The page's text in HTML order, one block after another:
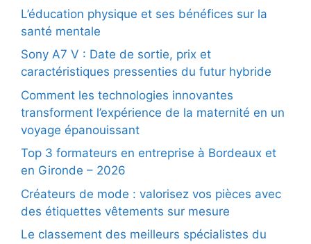
L’éducation physique et ses bénéfices sur la
santé mentale
Sony A7 V : Date de sortie, prix et
caractéristiques pressenties du futur hybride
Comment les technologies innovantes
transforment l’expérience de la maternité en un
voyage épanouissant
Top 3 formateurs en entreprise à Bordeaux et
en Gironde – 2026
Créateurs de mode : valorisez vos pièces avec
des étiquettes vêtements sur mesure
Le classement des meilleurs spécialistes du